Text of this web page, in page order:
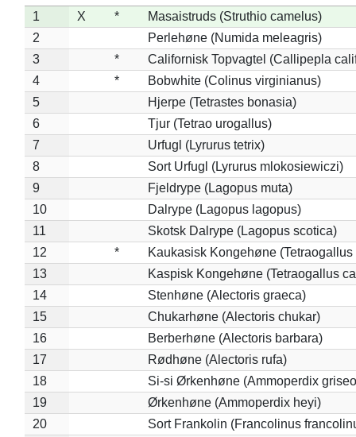
1 X *
Masaistruds (Struthio camelus)
2
Perlehøne (Numida meleagris)
3
*
Californisk Topvagtel (Callipepla
4
*
Bobwhite (Colinus virginianus)
5
Hjerpe (Tetrastes bonasia)
6
Tjur (Tetrao urogallus)
7
Urfugl (Lyrurus tetrix)
8
Sort Urfugl (Lyrurus mlokosiewiczi)
9
Fjeldrype (Lagopus muta)
10
Dalrype (Lagopus lagopus)
11
Skotsk Dalrype (Lagopus scotica)
12
*
Kaukasisk Kongehøne
13
Kaspisk Kongehøne (Tetraogallus
14
Stenhøne (Alectoris graeca)
15
Chukarhøne (Alectoris chukar)
16
Berberhøne (Alectoris barbara)
17
Rødhøne (Alectoris rufa)
18
Si-si Ørkenhøne (Ammoperdix
19
Ørkenhøne (Ammoperdix heyi)
20
Sort Frankolin (Francolinus